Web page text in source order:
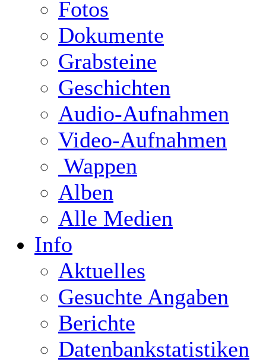
Fotos
Dokumente
Grabsteine
Geschichten
Audio-Aufnahmen
Video-Aufnahmen
Wappen
Alben
Alle Medien
Info
Aktuelles
Gesuchte Angaben
Berichte
Datenbankstatistiken